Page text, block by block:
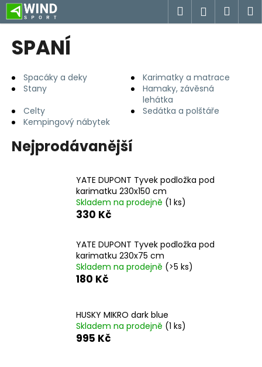
Přejít
na
obsah
Hledat
SPANÍ
Spacáky a deky
Karimatky a matrace
Stany
Hamaky, závěsná
lehátka
Celty
Sedátka a polštáře
Kempingový nábytek
Nejprodávanější
YATE DUPONT Tyvek podložka pod
karimatku 230x150 cm
Skladem na prodejně (1 ks)
330 Kč
YATE DUPONT Tyvek podložka pod
karimatku 230x75 cm
Skladem na prodejně (>5 ks)
180 Kč
HUSKY MIKRO dark blue
Skladem na prodejně (1 ks)
995 Kč
K
o
o
p
o
t
ř
e